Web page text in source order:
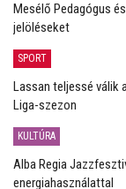
Mesélő Pedagógus
jelöléseket
SPORT
Lassan teljessé válik
Liga-szezon
KULTÚRA
Alba Regia
energiahasználattal